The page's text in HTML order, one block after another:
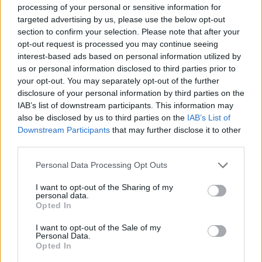
processing of your personal or sensitive information for
targeted advertising by us, please use the below opt-out
section to confirm your selection. Please note that after your
opt-out request is processed you may continue seeing
interest-based ads based on personal information utilized by
us or personal information disclosed to third parties prior to
your opt-out. You may separately opt-out of the further
disclosure of your personal information by third parties on the
IAB’s list of downstream participants. This information may
also be disclosed by us to third parties on the IAB’s List of
Downstream Participants that may further disclose it to other
Please note that this website/app uses one or more Google
not limited to your visit or usage behaviour. You may click to
grant or deny consent to Google and its third-party tags to
use your data for below specified purposes in below Google
consent section.
Personal Data Processing Opt Outs
I want to opt-out of the Sharing of my
personal data.
Opted In
I want to opt-out of the Sale of my
Personal Data.
Opted In
fáradásos törés a lábában, amellyel többször
próbált visszatérni, de rövid időn belül újra megsérült
és időközben egy köldöksérvműtéten is átesett.
A magyar középpályás elárulta, hogy folyamatosan
egyeztet Marco Rossi szövetségi kapitánnyal és
szeretne visszatérni a keretébe.
Rengeteg tétmeccset kell még addig
játszanom, de szépen lassan próbálok
formába lendülni és nyilván az a célom,
hogy ott legyek majd márciusban a
keretben. Ennek ellenére az én esetemben
szerintem megbocsátható, hogy most
egyelőre meccsről meccsre gondolkodom és
júniusban.